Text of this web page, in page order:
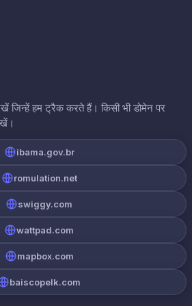
जिन्हें हम ट्रैक करते हैं। किसी भी डोमेन पर
ibama.gov.br
romulation.net
swiggy.com
wattpad.com
mapbox.com
baiscopelk.com